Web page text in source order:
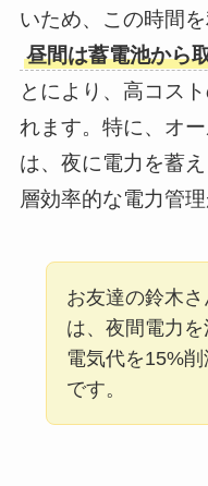
いため、この時間
昼間は蓄電池から
とにより、高コス
れます。特に、オ
は、夜に電力を蓄
層効率的な電力管理
お友達の鈴木
は、夜間電力
電気代を15%
です。